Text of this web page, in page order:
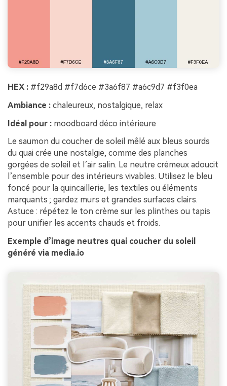
HEX : #f29a8d #f7d6ce #3a6f87 #a6c9d7 #f3f0ea
Ambiance : chaleureux, nostalgique, relax
Idéal pour : moodboard déco intérieure
Le saumon du coucher de soleil mêlé aux bleus sourds
du quai crée une nostalgie, comme des planches
gorgées de soleil et l’air salin. Le neutre crémeux adoucit
l’ensemble pour des intérieurs vivables. Utilisez le bleu
foncé pour la quincaillerie, les textiles ou éléments
marquants ; gardez murs et grandes surfaces clairs.
Astuce : répétez le ton crème sur les plinthes ou tapis
pour unifier les accents chauds et froids.
Exemple d’image neutres quai coucher du soleil
généré via media.io